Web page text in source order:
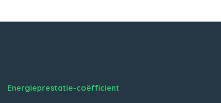
Energieprestatie-coëfficient